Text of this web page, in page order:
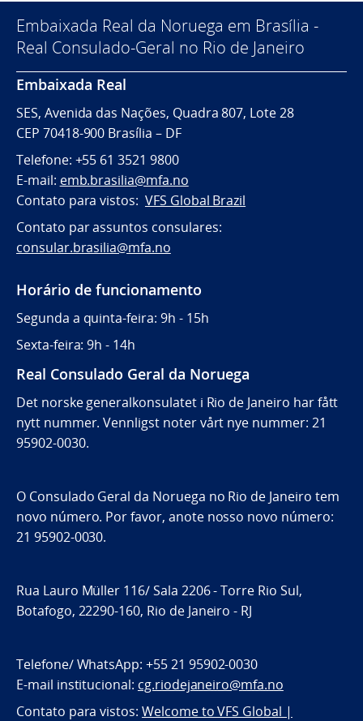
Embaixada Real da Noruega em Brasília -
Real Consulado-Geral no Rio de Janeiro
Embaixada Real
SES, Avenida das Nações, Quadra 807, Lote 28
CEP 70418-900 Brasília – DF
Telefone: +55 61 3521 9800
E-mail: emb.brasilia@mfa.no
Contato para vistos: VFS Global Brazil
Contato par assuntos consulares:
consular.brasilia@mfa.no
Horário de funcionamento
Segunda a quinta-feira: 9h - 15h
Sexta-feira: 9h - 14h
Real Consulado Geral da Noruega
Det norske generalkonsulatet i Rio de Janeiro har fått
nytt nummer. Vennligst noter vårt nye nummer: 21
95902-0030.
O Consulado Geral da Noruega no Rio de Janeiro tem
novo número. Por favor, anote nosso novo número:
21 95902-0030.
Rua Lauro Müller 116/ Sala 2206 - Torre Rio Sul,
Botafogo, 22290-160, Rio de Janeiro - RJ
Telefone/ WhatsApp: +55 21 95902-0030
E-mail institucional: cg.riodejaneiro@mfa.no
Contato para vistos: Welcome to VFS Global |